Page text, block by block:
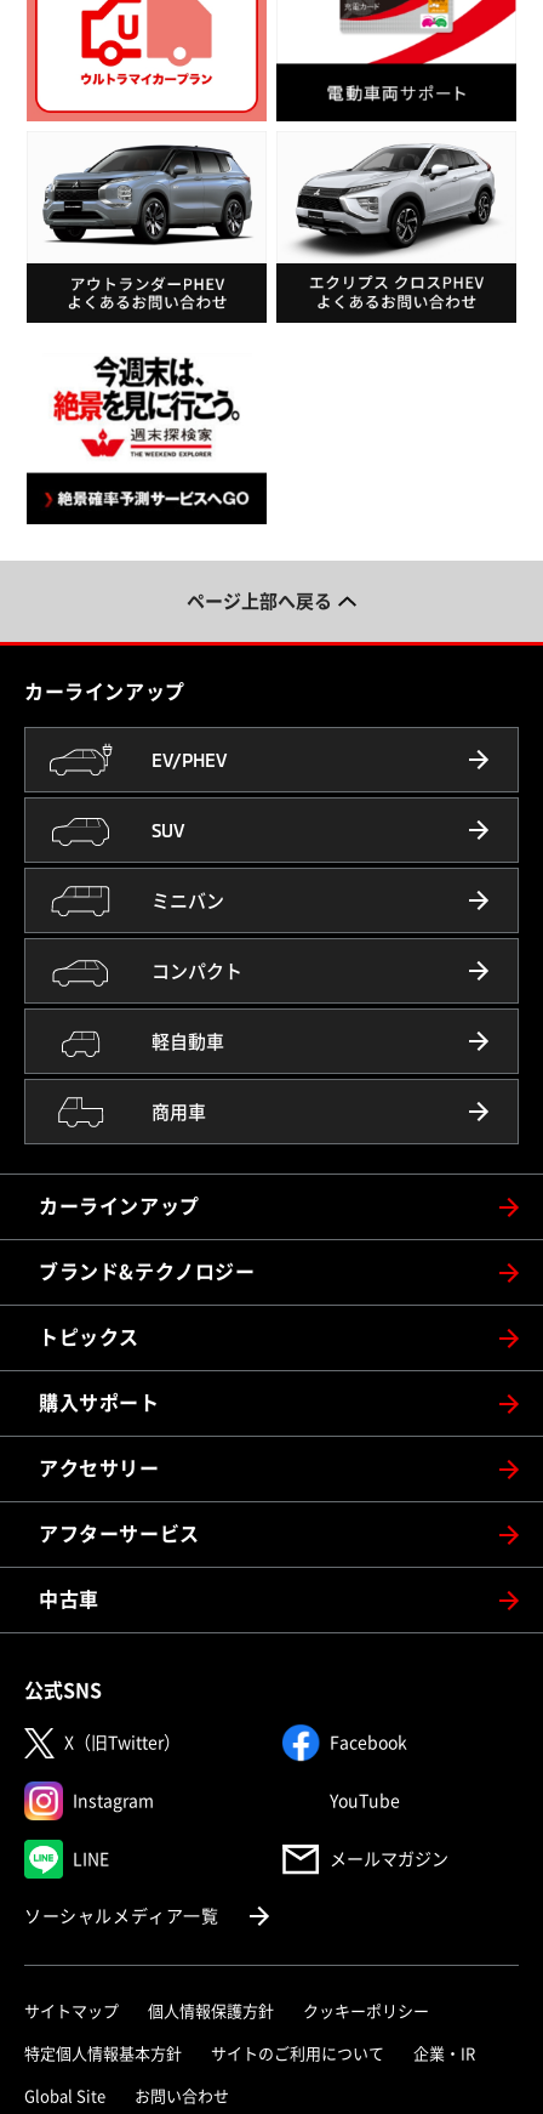
ページ上部へ戻る
カーラインアップ
EV/PHEV
SUV
ミニバン
コンパクト
軽自動車
商用車
カーラインアップ
ブランド&テクノロジー
トピックス
購入サポート
アクセサリー
アフターサービス
中古車
公式SNS
X（旧Twitter） （別ウィンドウで開く）Facebook（別ウィンドウ
Instagram （別ウィンドウで開く）YouTube（別ウィンドウで
LINE（別ウィンドウで開く） メールマガジン
ソーシャルメディア一覧（別ウィンドウで開く）
サイトマップ 個人情報保護方針 クッキーポリシー
特定個人情報基本方針 サイトのご利用について 企業・IR（別ウィ
Global Site（別ウィンドウで開く）
お問い合わせ